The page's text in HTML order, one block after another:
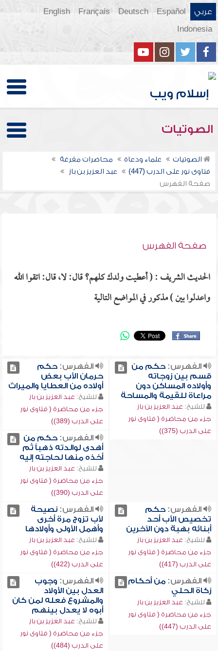
عربي Español
Deutsch
Français
English
Indonesia
الصوتيات
الصوتيات علماء ودعاة
محاضرات مفرغة
فتاوى نور على الدرب (447)
عبد العزيز بن باز
صفحة الفهرس
صفحة الفهرس
الحديث الشريف : ( أعطيت ولدك كلهم؟ قال: لا، قال: اتقوا الله
واعدلوا بين ) مذكور في المواضع التالية
الفهرس:حكم من
قسم بين زوجاته
وأولاده المساكن دون
مراعاة للقيمة والمساحة
للشيخ: عبد العزيز بن باز
جزء من محاضرة ( فتاوى نور
على الدرب (375))
الفهرس:حكم
حرمان الأب بعض
أولاده من العطايا والميراث
للشيخ: عبد العزيز بن باز
جزء من محاضرة ( فتاوى نور
على الدرب (389))
الفهرس:حكم من
أهدى لوالدته ذهباً ثم
أخذه منها لحاجته إليه
للشيخ: عبد العزيز بن باز
جزء من محاضرة ( فتاوى نور
على الدرب (390))
الفهرس:حكم
تخصيص الأب أحد
أبنائه بهبة دون الآخرين
للشيخ: عبد العزيز بن باز
جزء من محاضرة ( فتاوى نور
على الدرب (417))
الفهرس:نصيحة
لأب تزوج مرة أخرى
وأهمل الأولى وأولادها
للشيخ: عبد العزيز بن باز
جزء من محاضرة ( فتاوى نور
على الدرب (422))
الفهرس:من أحكام
زكاة الحلي
للشيخ: عبد العزيز بن باز
جزء من محاضرة ( فتاوى نور
على الدرب (447))
الفهرس: وجوب
العدل بين الأولاد
والمشروع فعله لمن كان
أبوه لا يعدل بينهم
للشيخ: عبد العزيز بن باز
جزء من محاضرة ( فتاوى نور
على الدرب (484))